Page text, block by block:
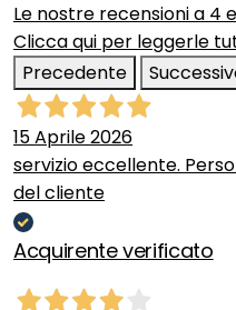
Le nostre recensioni a 4
Clicca qui per leggerle
Precedente
15 Aprile 2026
servizio eccellente.
del cliente
Acquirente verificato